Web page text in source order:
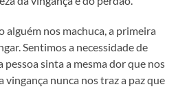
alguém nos machuca, a primeira
Sentimos a necessidade de
pessoa sinta a mesma dor que nos
vingança nunca nos traz a paz que